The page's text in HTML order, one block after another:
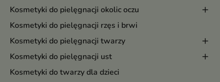
Kosmetyki do pielęgnacji okolic oczu
Kosmetyki do pielęgnacji rzęs i brwi
Kosmetyki do pielęgnacji twarzy
Kosmetyki do pielęgnacji ust
Kosmetyki do twarzy dla dzieci